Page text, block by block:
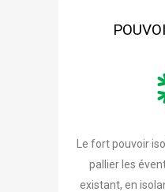
Le fort pouvoir
pallier les
existant, en